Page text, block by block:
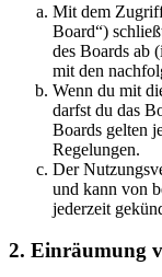
Mit dem
Board“)
des Boards ab
mit den
Wenn du mit
darfst du das
Boards gelten
Regelungen.
Der
und kann von
jederzeit
2. Einräumung